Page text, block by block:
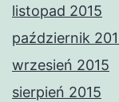
listopad 2015
październik
wrzesień 2015
sierpień 2015